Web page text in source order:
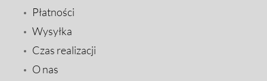
Płatności
Wysyłka
Czas realizacji
O nas